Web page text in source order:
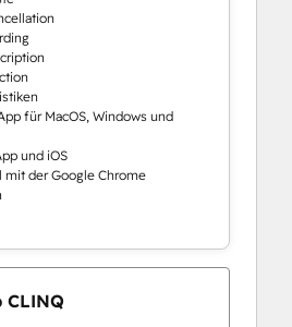
für MacOS, Windows und
und iOS
mit der Google Chrome
CLINQ